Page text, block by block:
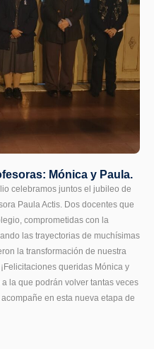
Mónica y Paula.
celebramos juntos el jubileo de
Paula Actis. Dos docentes que
comprometidas con la
las trayectorias de muchísimas
la transformación de nuestra
queridas Mónica y
la que podrán volver tantas veces
en esta nueva etapa de